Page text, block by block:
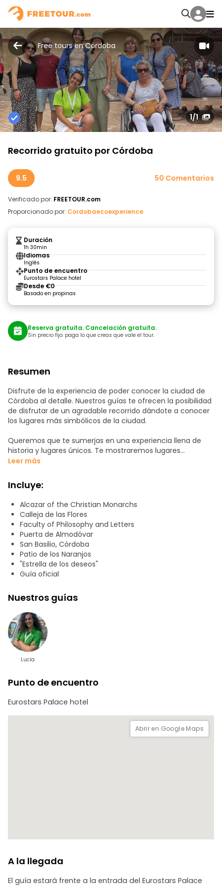
Free tours en Córdoba
1/1
Recorrido gratuito por Córdoba
9.5 50 Comentarios
Verificado por: FREETOUR.com
Proporcionado por: Cordobaecoexperience
Duración
1h 30min
Idiomas
Inglés
Punto de encuentro
Eurostars Palace hotel
Desde €0
Basado en propinas
Reserva gratuita. Cancelación gratuita.
Sin precio fijo: paga lo que creas que vale el tour.
Resumen
Disfrute de la experiencia de poder conocer la ciudad de
Córdoba al detalle. Nuestros guías te ofrecen la posibilidad
de disfrutar de un agradable recorrido dándote a conocer
los lugares más simbólicos de la ciudad.
Queremos que te sumerjas en una experiencia llena de
historia y lugares únicos. Te mostraremos lugares
emblemáticos como la Plaza de la Corredera, el Patio de
Romano, y un sinfín de lugares más. Si quieres vivir una
experiencia diferente, reserva ahora nuestro TOUR
GRATUITO: Paseo por Córdoba.
RUTA:
-Plaza de las Tendillas
-Calle de las Flores
-Mezquita-Catedral (desde el exterior)
-Judería
-Alcázar de los Reyes Cristianos (desde el exterior)
- Plaza de San Basilio
Leer más
Incluye:
Alcazar of the Christian Monarchs
Calleja de las Flores
Faculty of Philosophy and Letters
Puerta de Almodóvar
San Basilio, Córdoba
Patio de los Naranjos
"Estrella de los deseos"
Guía oficial
Nuestros guías
Lucía
Punto de encuentro
Eurostars Palace hotel
Abrir en Google Maps
A la llegada
El guía estará frente a la entrada del Eurostars Palace